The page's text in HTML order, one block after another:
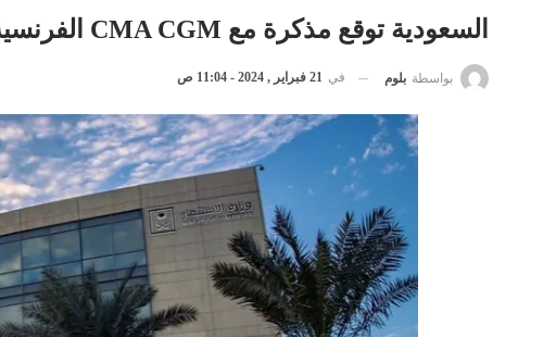
السعودية توقع مذكرة مع CMA CGM الفرنسية لبحث الفرص الاستثمارية
بواسطة بلوم في 21 فبراير , 2024 - 11:04 ص